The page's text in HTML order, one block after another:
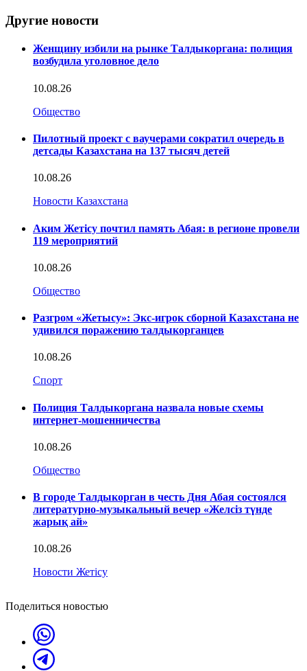
Другие новости
Женщину избили на рынке Талдыкоргана: полиция
возбудила уголовное дело
10.08.26
Общество
Пилотный проект с ваучерами сократил очередь в
детсады Казахстана на 137 тысяч детей
10.08.26
Новости Казахстана
Аким Жетісу почтил память Абая: в регионе провели
119 мероприятий
10.08.26
Общество
Разгром «Жетысу»: Экс-игрок сборной Казахстана не
удивился поражению талдыкорганцев
10.08.26
Спорт
Полиция Талдыкоргана назвала новые схемы
интернет-мошенничества
10.08.26
Общество
В городе Талдыкорган в честь Дня Абая состоялся
литературно-музыкальный вечер «Желсіз түнде
жарық ай»
10.08.26
Новости Жетісу
Поделиться новостью